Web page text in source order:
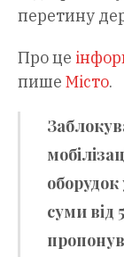
перетину
Про це
пише Місто.
оборудок
суми від